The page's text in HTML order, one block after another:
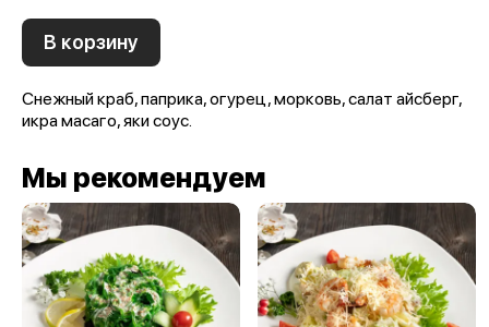
В корзину
Снежный краб, паприка, огурец, морковь, салат айсберг,
икра масаго, яки соус.
Мы рекомендуем